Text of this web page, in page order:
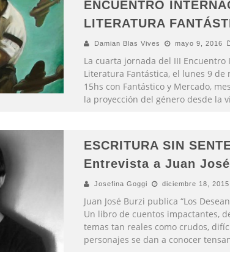
ENCUENTRO
LITERATURA
Damian Blas Vives mayo 9, 2016
La cuarta jornada del III Encuentro
Literatura Fantástica, el lunes 9 de
15hs con Fantástico y Mercado,
la proyección del género desde la
ESCRITURA SIN
Entrevista a Juan
Josefina Goggi diciembre 18, 2015
Juan José Burzi publica “Los
Un libro de cuentos impactantes,
temas tan reales como crudos,
personajes se dan a conocer